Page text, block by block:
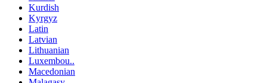
Kurdish
Kyrgyz
Latin
Latvian
Lithuanian
Luxembou..
Macedonian